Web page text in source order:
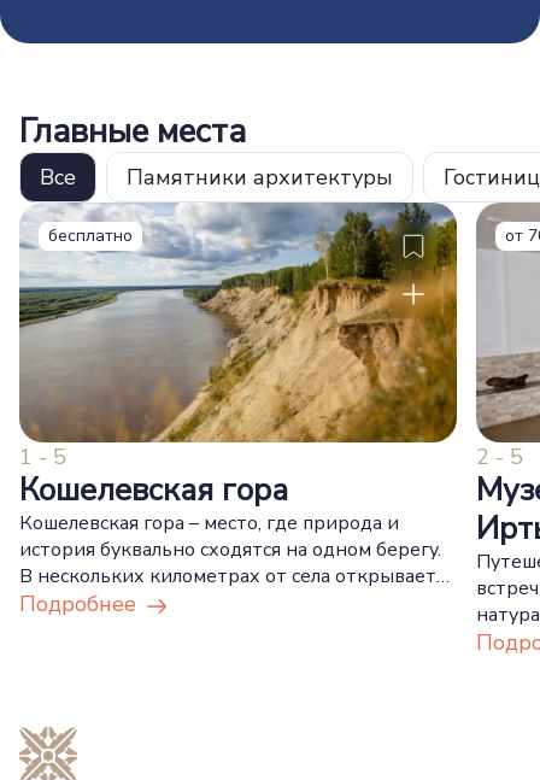
Главные места
Все Памятники архитектуры
бесплатно
1 - 5
Кошелевская гора
Кошелевская гора – место, где природа и
история буквально сходятся на одном берегу.
В нескольких километрах от села открывается
вид на излучину Иртыша с 70-метрового
Подробнее
от
2 - 5